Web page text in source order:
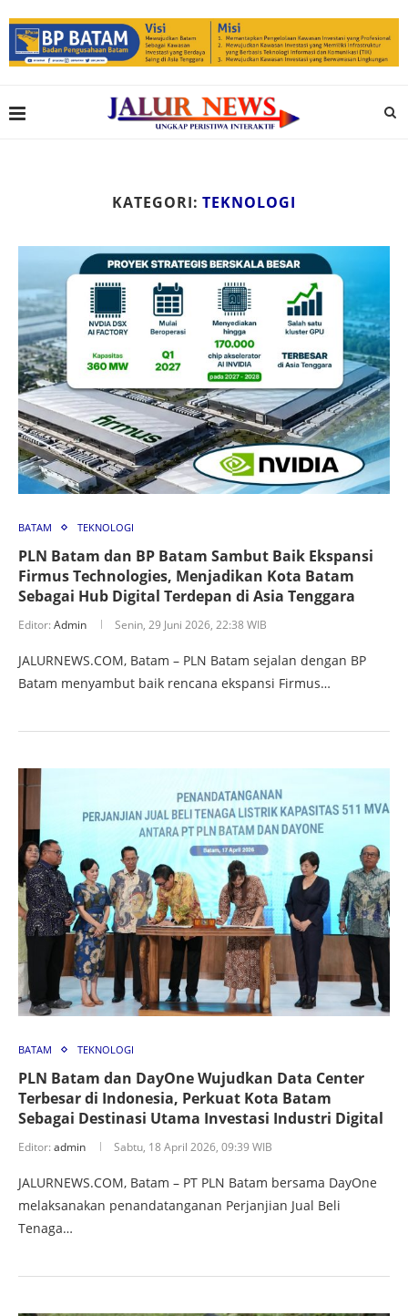
KATEGORI: TEKNOLOGI
BATAM TEKNOLOGI
PLN Batam dan BP Batam Sambut Baik Ekspansi
Firmus Technologies, Menjadikan Kota Batam
Sebagai Hub Digital Terdepan di Asia Tenggara
Editor: Admin Senin, 29 Juni 2026, 22:38 WIB
JALURNEWS.COM, Batam – PLN Batam sejalan dengan BP
Batam menyambut baik rencana ekspansi Firmus…
BATAM TEKNOLOGI
PLN Batam dan DayOne Wujudkan Data Center
Terbesar di Indonesia, Perkuat Kota Batam
Sebagai Destinasi Utama Investasi Industri Digital
Editor: admin Sabtu, 18 April 2026, 09:39 WIB
JALURNEWS.COM, Batam – PT PLN Batam bersama DayOne
melaksanakan penandatanganan Perjanjian Jual Beli
Tenaga…